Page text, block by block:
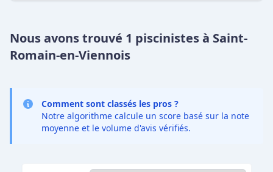
Nous avons trouvé 1 piscinistes à Saint-
Romain-en-Viennois
Comment sont classés les pros ?
Notre algorithme calcule un score basé sur la note
moyenne et le volume d'avis vérifiés.